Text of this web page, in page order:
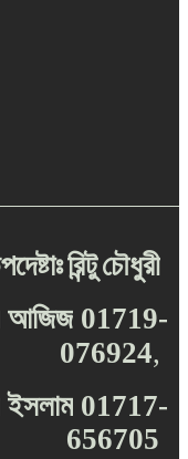
রিন্টুচৌধুরী
আজিজ 01719-
076924,
ইসলাম 01717-
656705